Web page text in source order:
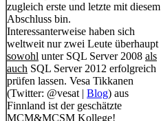
zugleich erste und letzte mit diesem
Abschluss bin.
Interessanterweise haben sich
weltweit nur zwei Leute überhaupt
sowohl unter SQL Server 2008 als
auch SQL Server 2012 erfolgreich
prüfen lassen. Vesa Tikkanen
(Twitter: @vesat | Blog) aus
Finnland ist der geschätzte
MCM&MCSM Kollege!